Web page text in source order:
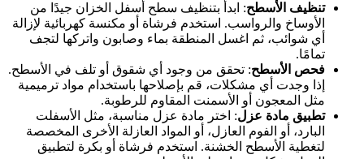
تنظيف الأسطح: ابدأ بتنظيف سطح أسفل الخزان جيدًا من
الأوساخ والرواسب. استخدم فرشاة أو مكنسة كهربائية لإزالة
أي شوائب، ثم اغسل المنطقة بماء وصابون واتركها لتجف
تمامًا.
فحص الأسطح: تحقق من وجود أي شقوق أو تلف في الأسطح.
إذا وجدت أي مشكلات، قم بإصلاحها باستخدام مواد ترميمية
مثل المعجون أو الأسمنت المقاوم للرطوبة.
تطبيق مادة عزل: اختر مادة عزل مناسبة، مثل الأسفلت
البارد، أو الفوم العازل، أو المواد العازلة الأخرى المخصصة
لتغطية الأسطح الخشنة. استخدم فرشاة أو بكرة لتطبيق